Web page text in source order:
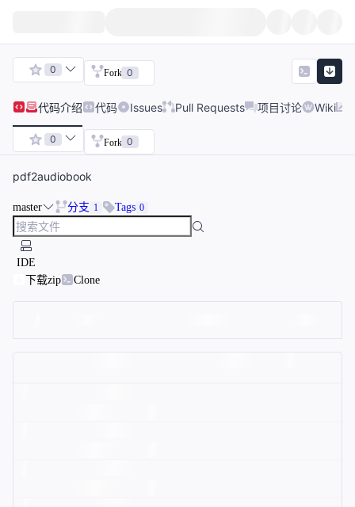
0 Fork 0
代码介绍 代码 Issues Pull Requests 项目讨论 Wiki
0 Fork 0
pdf2audiobook
master 分支 1 Tags 0
IDE
下载zip
Clone